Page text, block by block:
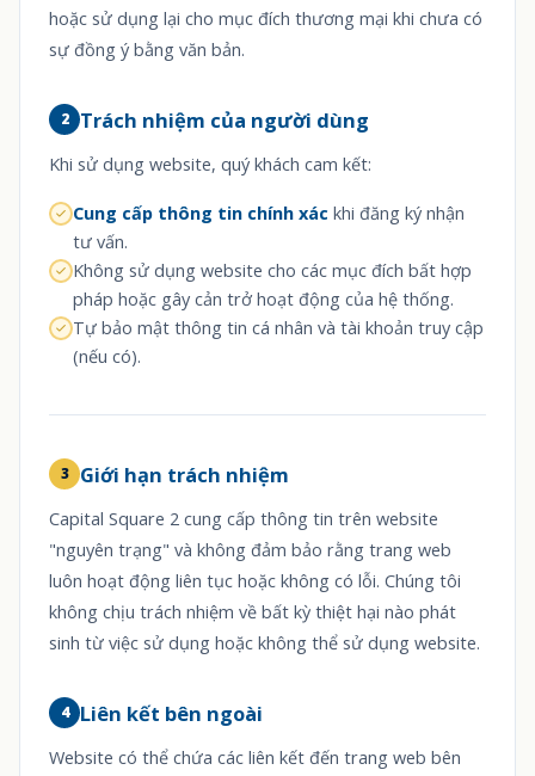
hoặc sử dụng lại cho mục đích thương mại khi chưa có
sự đồng ý bằng văn bản.
2 Trách nhiệm của người dùng
Khi sử dụng website, quý khách cam kết:
Cung cấp thông tin chính xác khi đăng ký nhận
tư vấn.
Không sử dụng website cho các mục đích bất hợp
pháp hoặc gây cản trở hoạt động của hệ thống.
Tự bảo mật thông tin cá nhân và tài khoản truy cập
(nếu có).
3 Giới hạn trách nhiệm
Capital Square 2 cung cấp thông tin trên website
"nguyên trạng" và không đảm bảo rằng trang web
luôn hoạt động liên tục hoặc không có lỗi. Chúng tôi
không chịu trách nhiệm về bất kỳ thiệt hại nào phát
sinh từ việc sử dụng hoặc không thể sử dụng website.
4 Liên kết bên ngoài
Website có thể chứa các liên kết đến trang web bên